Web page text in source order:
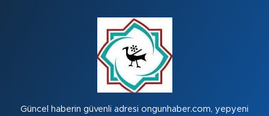
Güncel haberin güvenli adresi ongunhaber.com, yepyeni